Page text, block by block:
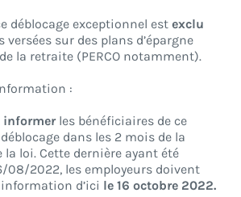
déblocage exceptionnel est exclu
versées sur des plans d’épargne
la retraite (PERCO notamment).
:
informerles bénéficiaires de ce
dans les 2 mois de la
loi. Cette dernière ayant été
08/2022, les employeurs doivent
d’ici le 16 octobre 2022.